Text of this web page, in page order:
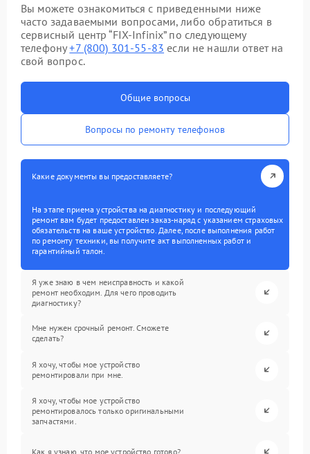
Вы можете ознакомиться с приведенными ниже
часто задаваемыми вопросами, либо обратиться в
сервисный центр “FIX-Infinix” по следующему
телефону+7 (800) 301-55-83 если не нашли ответ на
свой вопрос.
Общие вопросы
Вопросы по ремонту телефонов
Какие документы вы предоставляете?
На этапе приема устройства на диагностику и последующий
ремонт вам будет предоставлен заказ-наряд с указанием страховых
обязательств на ваше устройство. Далее, после выполнения работ
по ремонту техники, вы получите акт выполненных работ и
гарантийный талон.
Я уже знаю в чем неисправность и какой
ремонт необходим. Для чего проводить
диагностику?
Мне нужен срочный ремонт. Сможете
сделать?
Я хочу, чтобы мое устройство
ремонтировали при мне.
Я хочу, чтобы мое устройство
ремонтировалось только оригинальными
запчастями.
Как я узнаю, что мое устройство готово?